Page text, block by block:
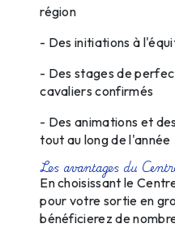
région
- Des initiations à
- Des stages de
cavaliers confirmés
- Des animations et
tout au long de l'année
Les avantages du
En choisissant le
pour votre sortie en
bénéficierez de